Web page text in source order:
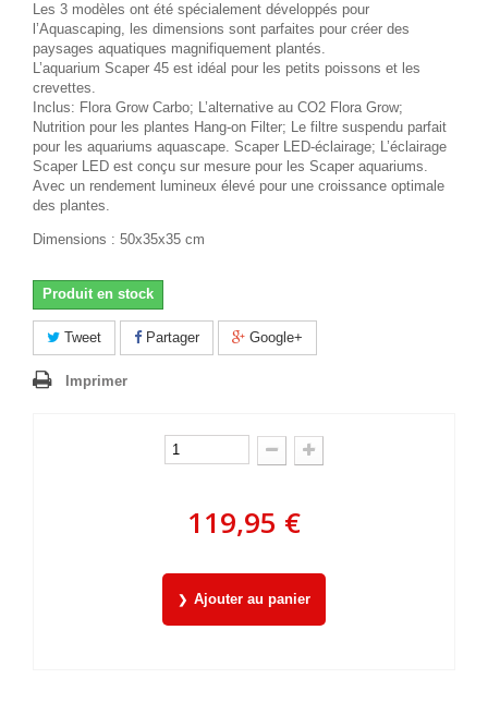
Les 3 modèles ont été spécialement développés pour
l’Aquascaping, les dimensions sont parfaites pour créer des
paysages aquatiques magnifiquement plantés.
L’aquarium Scaper 45 est idéal pour les petits poissons et les
crevettes.
Inclus: Flora Grow Carbo; L’alternative au CO2 Flora Grow;
Nutrition pour les plantes Hang-on Filter; Le filtre suspendu parfait
pour les aquariums aquascape. Scaper LED-éclairage; L’éclairage
Scaper LED est conçu sur mesure pour les Scaper aquariums.
Avec un rendement lumineux élevé pour une croissance optimale
des plantes.
Dimensions : 50x35x35 cm
Produit en stock
Tweet Partager Google+
Imprimer
119,95 €
Ajouter au panier